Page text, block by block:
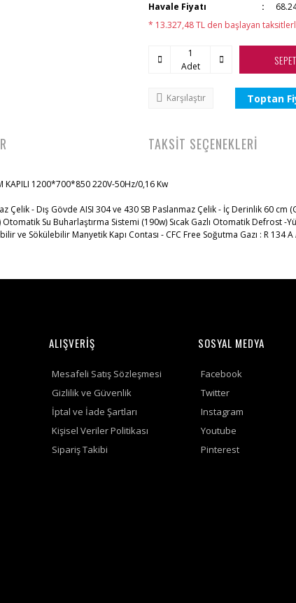
Havale Fiyatı
* 13.327,48 TL den başlayan
Adet
Karşılaştır Toptan
KAPILI 1200*700*850 220V-50Hz/0,16 Kw
Çelik - Dış Gövde AISI 304 ve 430 SB Paslanmaz Çelik - İç Derinlik 60
Su Buharlaştırma Sistemi (190w) Sıcak Gazlı Otomatik Defrost -
ve Sökülebilir Manyetik Kapı Contası - CFC Free Soğutma Gazı : R 134 A
TAKSİT SEÇENEKLERİ
ALIŞVERİŞ
Mesafeli Satış Sözleşmesi
Gizlilik ve Güvenlik
İptal ve İade Şartları
Kişisel Veriler Politikası
Sipariş Takibi
SOSYAL MEDYA
Facebook
Twitter
Instagram
Youtube
Pinterest